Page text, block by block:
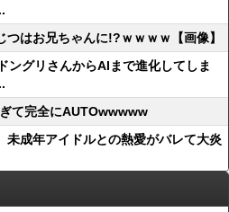
はお兄ちゃんに!?ｗｗｗｗ【画像】
ングリさんからAIまで進化してしま
て完全にAUTOwwwww
未成年アイドルとの熱愛がバレて大炎